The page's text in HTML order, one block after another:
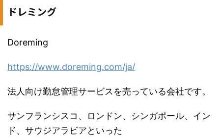
ドレミング
Doreming
https://www.doreming.com/ja/
法人向け勤怠管理サービスを売っている会社です。
サンフランシスコ、ロンドン、シンガポール、イン
ド、サウジアラビアといった